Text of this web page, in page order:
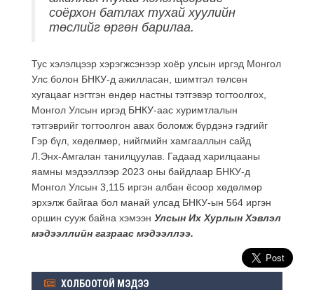
соёрхон батлах тухай хуулийн
төслийг өргөн барилаа.
Тус хэлэлцээр хэрэгжсэнээр хоёр улсын иргэд Монгол
Улс болон БНКУ-д ажилласан, шимтгэл төлсөн
хугацааг нэгтгэн өндөр настны тэтгэвэр тогтоолгох,
Монгол Улсын иргэд БНКУ-аас хуримтлалын
тэтгэврийг тогтоолгон авах боломж бүрдэнэ гэдгийг
Гэр бүл, хөдөлмөр, нийгмийн хамгааллын сайд
Л.Энх-Амгалан танилцуулав. Гадаад харилцааны
яамны мэдээллээр 2023 оны байдлаар БНКУ-д
Монгол Улсын 3,115 иргэн албан ёсоор хөдөлмөр
эрхэлж байгаа бол манай улсад БНКУ-ын 564 иргэн
оршин сууж байна хэмээн Улсын Их Хурлын Хэвлэл
мэдээллийн газраас мэдээллээ.
ХОЛБООТОЙ МЭДЭЭ